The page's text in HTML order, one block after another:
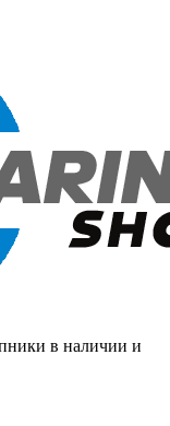
в наличии и